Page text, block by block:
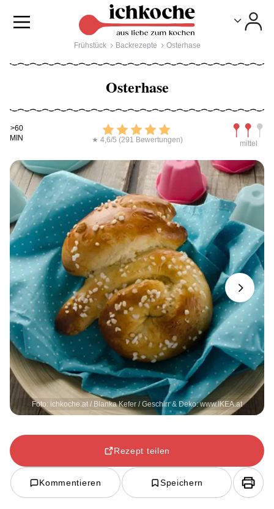
Frühstück Backrezepte Osterhase
Osterhase
Kochdauer
>60
MIN
Bewerten
★ 4,6/5 (291 Bewertungen) mittel
Foto: ichkoche.at / Blanka Kefer / Geschirr & Deko: www.IKEA.at
Next
Rezept teilen
Kommentieren Speichern